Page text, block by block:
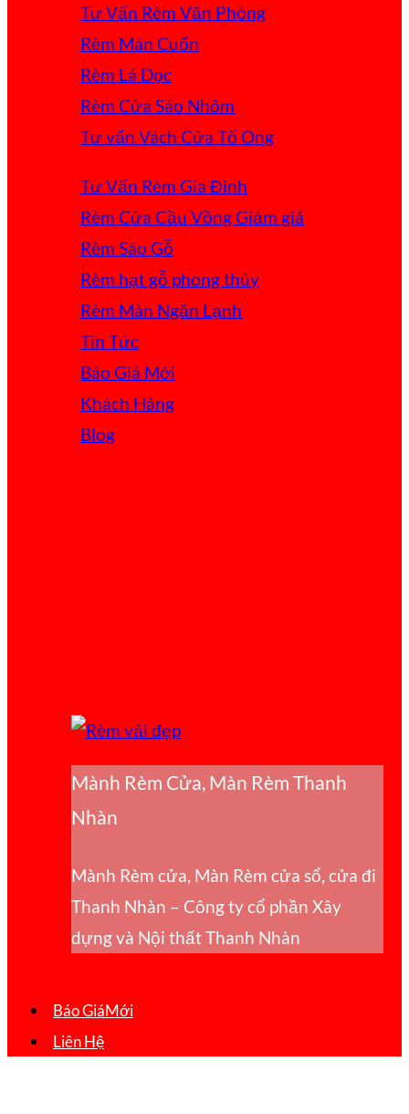
Tư Vấn Rèm Văn Phòng
Rèm Màn Cuốn
Rèm Lá Dọc
Rèm Cửa Sáo Nhôm
Tư vấn Vách Cửa Tổ Ong
Tư Vấn Rèm Gia Đình
Rèm Cửa Cầu Vồng
Rèm Sáo Gỗ
Rèm hạt gỗ phong thủy
Rèm Màn Ngăn Lạnh
Tin Tức
Báo Giá
Khách Hàng
Blog
Mành Rèm Cửa, Màn Rèm Thanh
Nhàn
Mành Rèm cửa, Màn Rèm cửa sổ, cửa đi
Thanh Nhàn – Công ty cổ phần Xây
dựng và Nội thất Thanh Nhàn
Báo Giá
Liên Hệ